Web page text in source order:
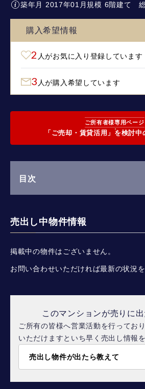
築年月 2017年01月規模 6階建て
購入希望情報
2 人がお気に入り登録しています
3 人が購入希望しています
ご所有者様専用ページ
「ご売却・賃貸活用」を検討中
目次
売出し中物件情報
掲載中の物件はございません。
お問い合わせいただければ最新の状況
このマンションが売りに
ご所有の皆様へ営業活動を行ってお
いただけますといち早く売出し情報
売出し物件が出たら教えて